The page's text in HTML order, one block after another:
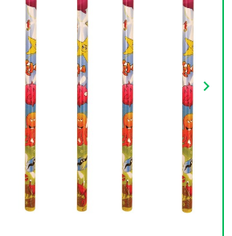
keyboard_arrow_right